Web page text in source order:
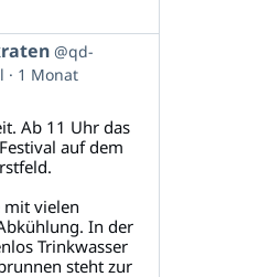
@qd-
1 Monat
Ab 11 Uhr das
auf dem
vielen
In der
Trinkwasser
steht zur